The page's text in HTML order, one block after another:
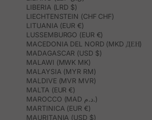
LIBERIA (LRD $)
LIECHTENSTEIN (CHF CHF)
LITUANIA (EUR €)
LUSSEMBURGO (EUR €)
MACEDONIA DEL NORD (MKD ДЕН)
MADAGASCAR (USD $)
MALAWI (MWK MK)
MALAYSIA (MYR RM)
MALDIVE (MVR MVR)
MALTA (EUR €)
MAROCCO (MAD د.م.)
MARTINICA (EUR €)
MAURITANIA (USD $)